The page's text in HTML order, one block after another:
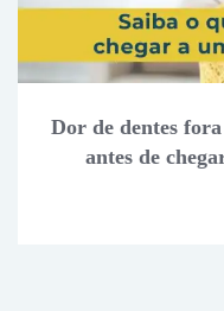
Dor de dentes
antes de